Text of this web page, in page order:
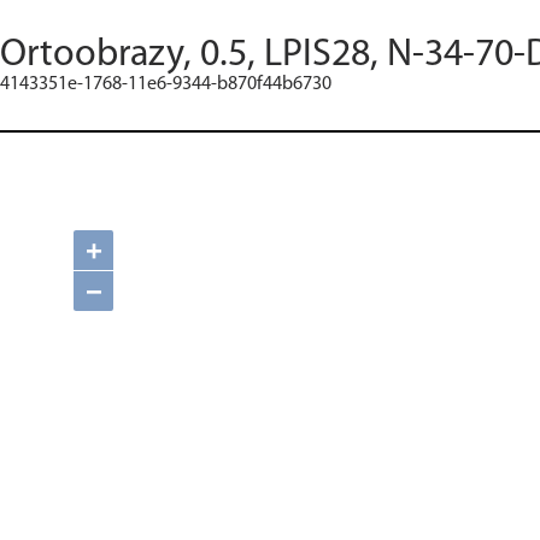
Ortoobrazy, 0.5, LPIS28, N-34-70-
4143351e-1768-11e6-9344-b870f44b6730
+
−